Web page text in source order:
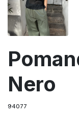
Nero
94077